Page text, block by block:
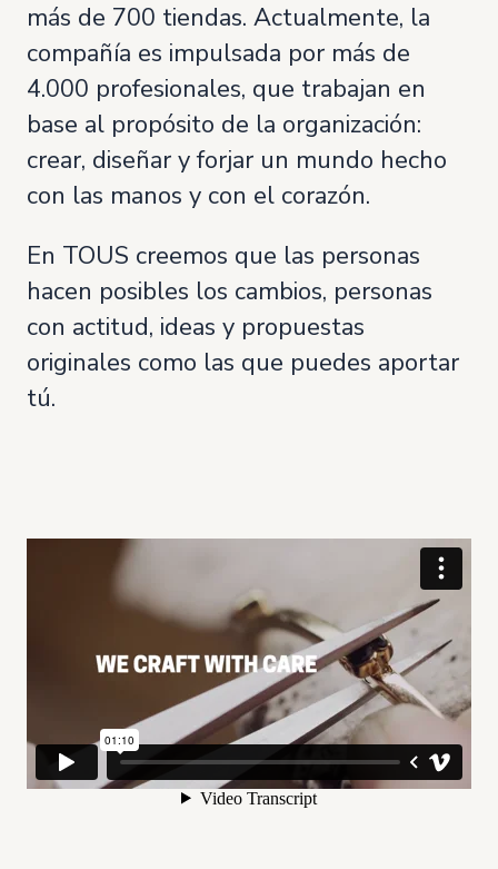
más de 700 tiendas. Actualmente, la
compañía es impulsada por más de
4.000 profesionales, que trabajan en
base al propósito de la organización:
crear, diseñar y forjar un mundo hecho
con las manos y con el corazón.
En TOUS creemos que las personas
hacen posibles los cambios, personas
con actitud, ideas y propuestas
originales como las que puedes aportar
tú.